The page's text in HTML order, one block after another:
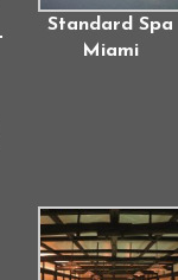
Standard Spa
Miami